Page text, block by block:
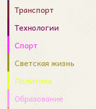
Транспорт
Технологии
Спорт
Светская жизнь
Политика
Образование